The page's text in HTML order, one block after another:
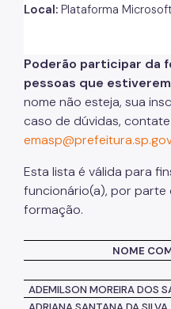
Laboratório de Inovação -
Notícias
Colegiado das Escolas
Local: Plataforma
Poderão participar da
pessoas que
nome não esteja, sua
caso de dúvidas,
Esta lista é válida para
funcionário(a), por parte
formação.
NOME
ADEMILSON MOREIRA DOS